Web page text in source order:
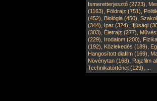
Ismeretterjesztő (2723),
(1163), Földrajz (751),
(452), Biológia (450),
(344), Ipar (324), Ifjúsági
(303), Életrajz (277),
(229), Irodalom (200),
(192), Közlekedés (189),
Hangosított diafilm (169),
Növénytan (168), Rajzfilm
Technikatörténet (129),